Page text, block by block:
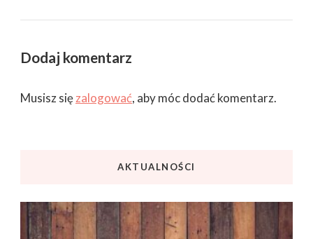
Dodaj komentarz
Musisz sięzalogować, aby móc dodać komentarz.
AKTUALNOŚCI